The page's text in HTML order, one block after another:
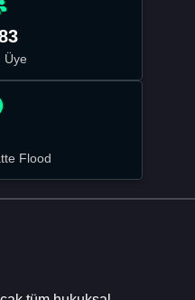
Üye
Flood